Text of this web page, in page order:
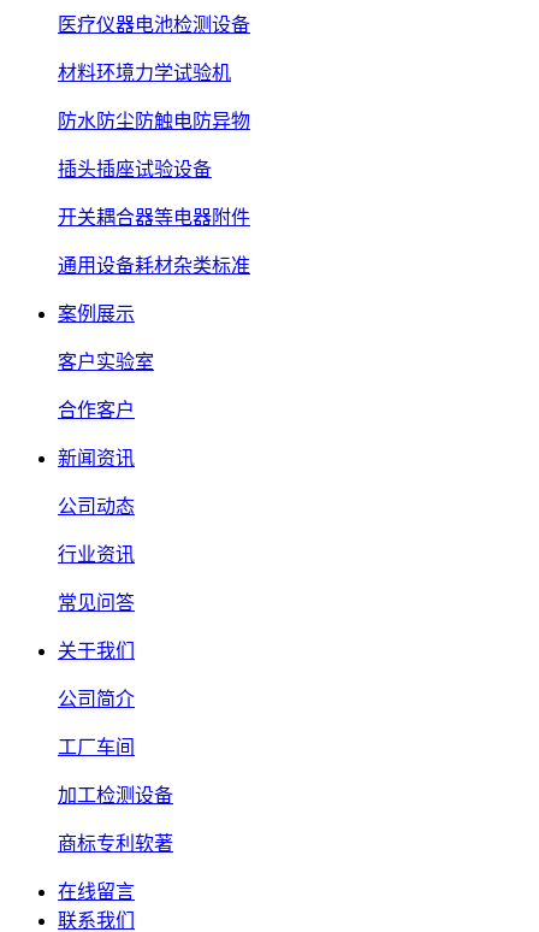
医疗仪器电池检测设备
材料环境力学试验机
防水防尘防触电防异物
插头插座试验设备
开关耦合器等电器附件
通用设备耗材杂类标准
案例展示
客户实验室
合作客户
新闻资讯
公司动态
行业资讯
常见问答
关于我们
公司简介
工厂车间
加工检测设备
商标专利软著
在线留言
联系我们